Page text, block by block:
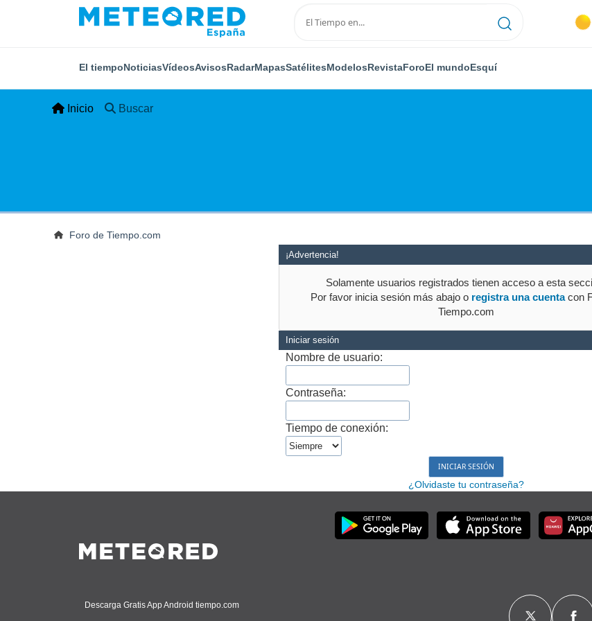
El tiempoNoticiasVídeosAvisosRadarMapasSatélitesModelosRevistaForoEl mundoEsquí
Inicio Buscar
Foro de Tiempo.com
¡Advertencia!
Solamente usuarios registrados tienen acceso a esta
Por favor inicia sesión más abajo o registra una cuentacon
Tiempo.com
Iniciar sesión
Nombre de usuario:
Contraseña:
Tiempo de conexión:
¿Olvidaste tu contraseña?
Descarga Gratis App Android tiempo.com